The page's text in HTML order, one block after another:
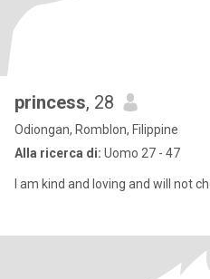
princess, 28
Odiongan, Romblon, Filippine
Alla ricerca di: Uomo 27 - 47
I am kind and loving and will not